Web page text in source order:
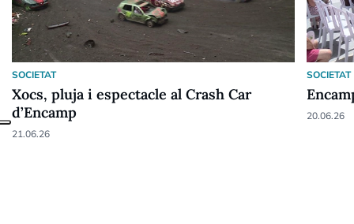
SOCIETAT
Xocs, pluja i espectacle al Crash Car
d’Encamp
21.06.26
SOCIETAT
20.06.26